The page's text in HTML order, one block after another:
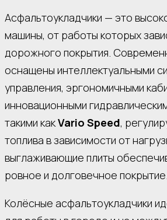
Асфальтоукладчики — это
машины, от работы которых
дорожного покрытия.
оснащены интеллектуальными
управления, эргономичными
инновационными
такими какVario Speed,
топлива в зависимости от
выглаживающие плиты
ровное и долговечное покрытие.
Колёсные асфальтоукладчики